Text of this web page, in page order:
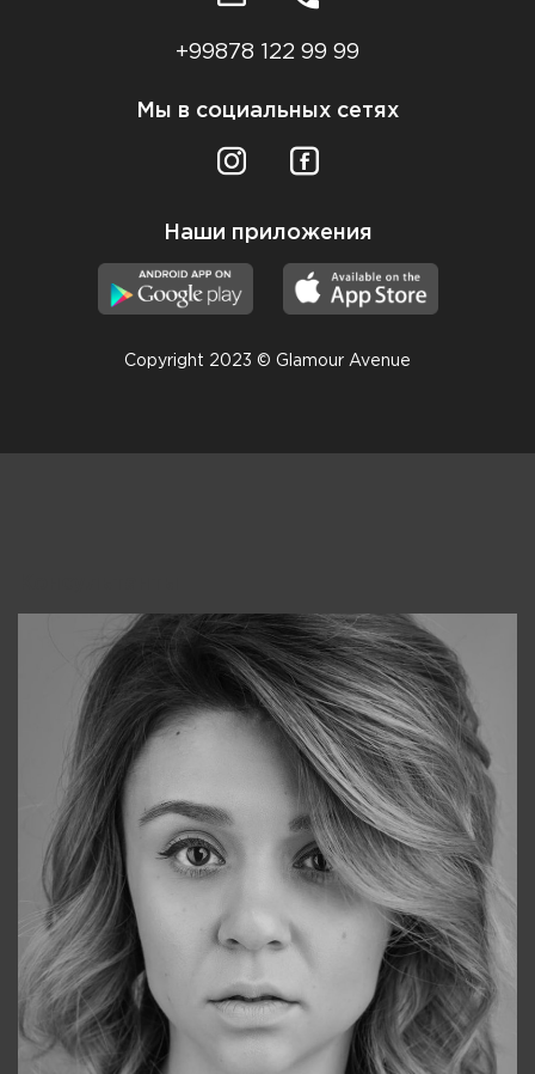
+99878 122 99 99
Мы в социальных сетях
Наши приложения
Copyright 2023 © Glamour Avenue